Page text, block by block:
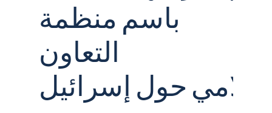
باسم منظمة
التعاون
حول إسرائيل